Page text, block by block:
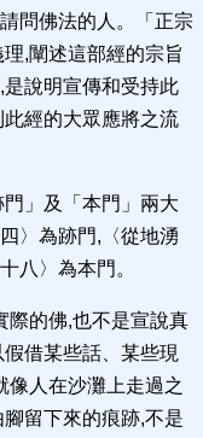
問佛法的人。「正宗
,闡述這部經的宗旨
說明宣傳和受持此
經的大眾應將之流
」及「本門」兩大
〉為跡門,〈從地湧
八〉為本門。
際的佛,也不是宣說真
借某些話、某些現
像人在沙灘上走過之
留下來的痕跡,不是